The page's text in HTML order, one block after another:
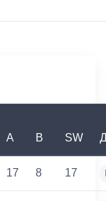
A B SW
17 8 17